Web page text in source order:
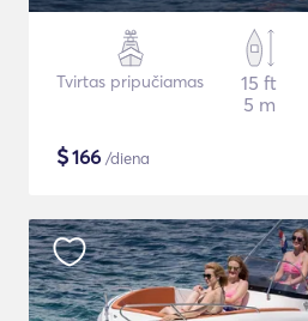
Tvirtas pripučiamas
15 ft
5 m
$166 /diena